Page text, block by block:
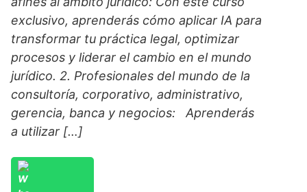
exclusivo, aprenderás cómo aplicar IA para
transformar tu práctica legal, optimizar
procesos y liderar el cambio en el mundo
jurídico. 2. Profesionales del mundo de la
consultoría, corporativo, administrativo,
gerencia, banca y negocios: Aprenderás
a utilizar […]